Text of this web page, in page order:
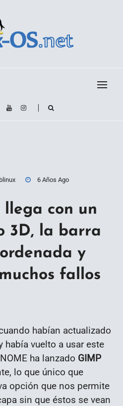
6 Años Ago
llega con un
3D, la barra
y
fallos
habían actualizado
había vuelto a usar este
ha lanzado GIMP
lo que único que
opción que nos permite
sin que éstos se vean